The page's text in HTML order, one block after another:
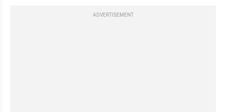
ADVERTISEMENT